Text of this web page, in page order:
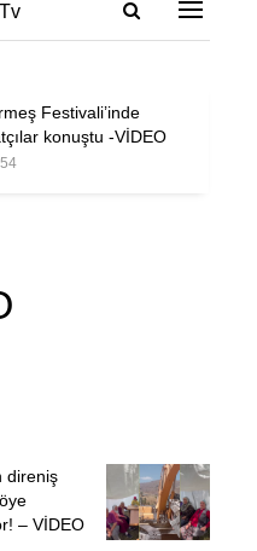
Festivali’inde
konuştu -VİDEO
direniş
– VİDEO